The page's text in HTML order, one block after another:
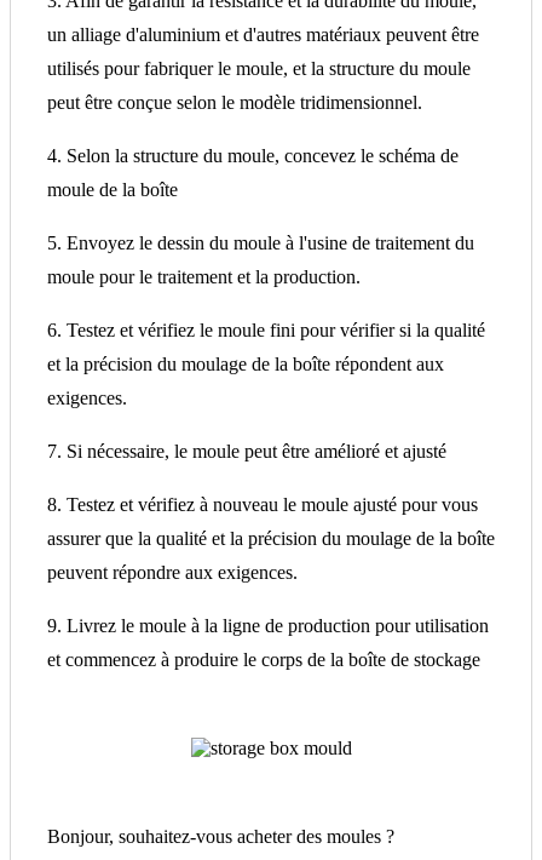
un alliage d'aluminium et d'autres matériaux peuvent être
utilisés pour fabriquer le moule, et la structure du moule
peut être conçue selon le modèle tridimensionnel.
4. Selon la structure du moule, concevez le schéma de
moule de la boîte
5. Envoyez le dessin du moule à l'usine de traitement du
moule pour le traitement et la production.
6. Testez et vérifiez le moule fini pour vérifier si la qualité
et la précision du moulage de la boîte répondent aux
exigences.
7. Si nécessaire, le moule peut être amélioré et ajusté
8. Testez et vérifiez à nouveau le moule ajusté pour vous
assurer que la qualité et la précision du moulage de la boîte
peuvent répondre aux exigences.
9. Livrez le moule à la ligne de production pour utilisation
et commencez à produire le corps de la boîte de stockage
Bonjour, souhaitez-vous acheter des moules ?